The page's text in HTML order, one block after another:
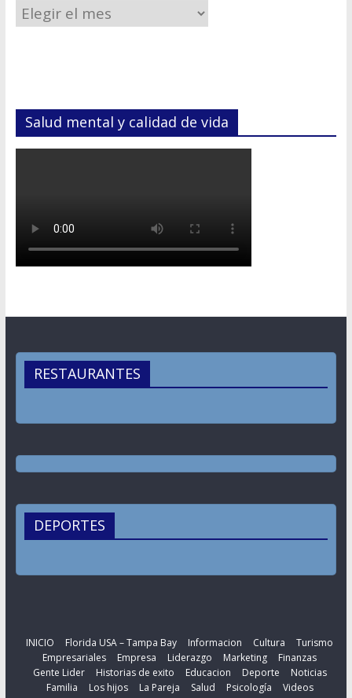
Salud mental y calidad de vida
RESTAURANTES
DEPORTES
INICIO Florida USA – Tampa Bay Informacion Cultura
Turismo
Empresariales
Empresa Liderazgo Marketing
Finanzas
Gente Lider
Historias de exito Educacion Deporte
Noticias
Familia
Los hijos La Pareja Salud Psicología
Videos